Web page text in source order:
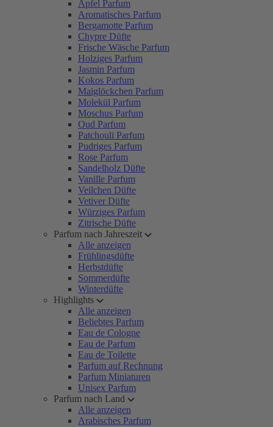
Apfel Parfum
Aromatisches Parfum
Bergamotte Parfum
Chypre Düfte
Frische Wäsche Parfum
Holziges Parfum
Jasmin Parfum
Kokos Parfum
Maiglöckchen Parfum
Molekül Parfum
Moschus Parfum
Oud Parfum
Patchouli Parfum
Pudriges Parfum
Rose Parfum
Sandelholz Düfte
Vanille Parfum
Veilchen Düfte
Vetiver Düfte
Würziges Parfum
Zitrische Düfte
Parfum nach Jahreszeit
Alle anzeigen
Frühlingsdüfte
Herbstdüfte
Sommerdüfte
Winterdüfte
Highlights
Alle anzeigen
Beliebtes Parfum
Eau de Cologne
Eau de Parfum
Eau de Toilette
Parfum auf Rechnung
Parfum Miniaturen
Unisex Parfum
Parfum nach Land
Alle anzeigen
Arabisches Parfum